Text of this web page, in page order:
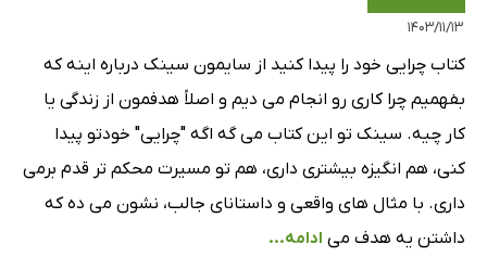
۱۴۰۳/۱۱/۱۳
کتاب چرایی خود را پیدا کنید از سایمون سینک درباره اینه که
بفهمیم چرا کاری رو انجام می دیم و اصلاً هدفمون از زندگی یا
کار چیه. سینک تو این کتاب می گه اگه "چرایی" خودتو پیدا
کنی، هم انگیزه بیشتری داری، هم تو مسیرت محکم تر قدم برمی
داری. با مثال های واقعی و داستانای جالب، نشون می ده که
داشتن یه هدف می ادامه...